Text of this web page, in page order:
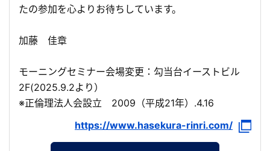
たの参加を心よりお待ちしています。
加藤 佳章
モーニングセミナー会場変更：勾当台イーストビル
2F(2025.9.2より）
※正倫理法人会設立 2009（平成21年）.4.16
https://www.hasekura-rinri.com/